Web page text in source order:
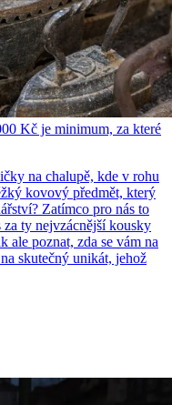
Kč je minimum, za které
na chalupě, kde v rohu
kovový předmět, který
Zatímco pro nás to
za ty nejvzácnější kousky
ale poznat, zda se vám na
skutečný unikát, jehož